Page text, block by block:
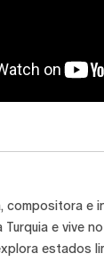
compositora e
Turquia e vive
estados